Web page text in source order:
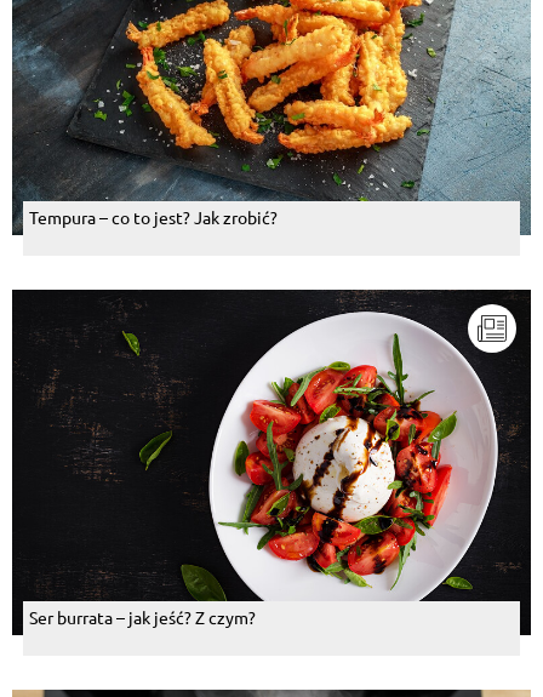
Tempura – co to jest? Jak zrobić?
Ser burrata – jak jeść? Z czym?